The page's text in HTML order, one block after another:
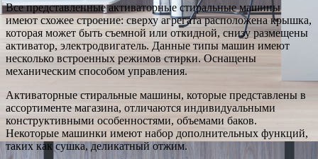
Все представленные активаторные стиральные машины
имеют схожее строение: сверху агрегата расположена крышка,
которая может быть съемной или откидной, снизу размещены
активатор, электродвигатель. Данные типы машин имеют
несколько встроенных режимов стирки. Оснащены
механическим способом управления.
Активаторные стиральные машины, которые представлены в
ассортименте магазина, отличаются индивидуальными
конструктивными особенностями, объемами баков.
Некоторые машинки имеют набор дополнительных функций,
таких как сушка, деликатный отжим.